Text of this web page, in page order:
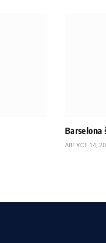
Barselona
АВГУСТ 14,